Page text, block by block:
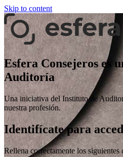
Skip to content
Esfera Consejeros es
Auditoría
Una iniciativa del Instituto de
nuestra profesión.
Identifícate para
Rellena correctamente los siguientes